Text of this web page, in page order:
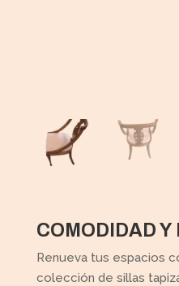
COMODIDAD Y
Renueva tus espacios
colección de sillas